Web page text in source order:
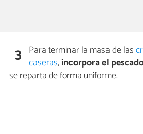
3 Para terminar la masa de las
caseras,incorpora el
se reparta de forma uniforme.